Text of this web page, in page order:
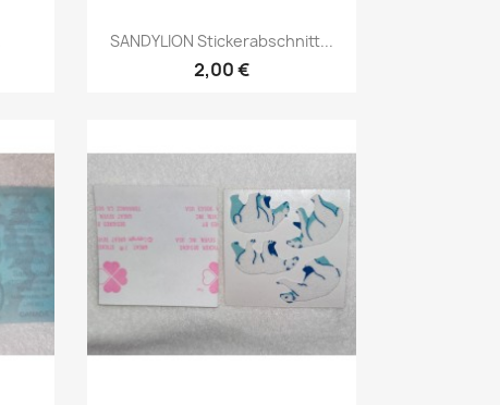
SANDYLION Stickerabschnitt...
2,00 €